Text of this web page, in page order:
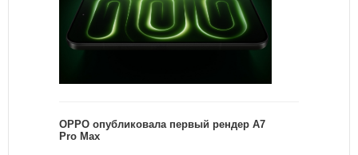
OPPO опубликовала первый рендер A7
Pro Max